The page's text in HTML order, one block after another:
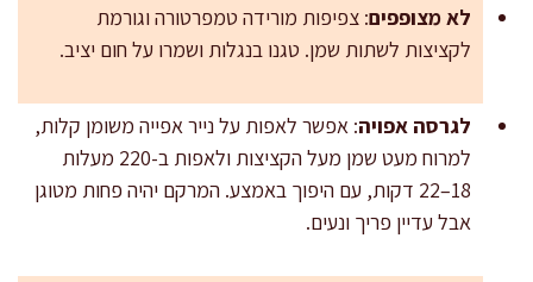
לא מצופפים: צפיפות מורידה טמפרטורה וגורמת
לקציצות לשתות שמן. טגנו בנגלות ושמרו על חום יציב.
לגרסה אפויה: אפשר לאפות על נייר אפייה משומן קלות,
למרוח מעט שמן מעל הקציצות ולאפות ב-220 מעלות
18–22 דקות, עם היפוך באמצע. המרקם יהיה פחות מטוגן
אבל עדיין פריך ונעים.